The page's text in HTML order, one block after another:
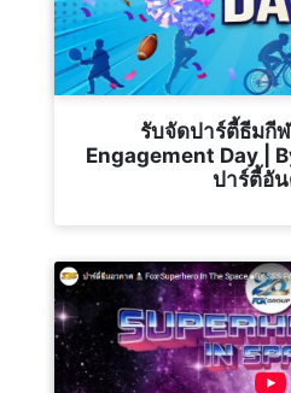
รับจัดปาร์ตี้ธีมกี
Engagement Day |
ปาร์ตี้อัน